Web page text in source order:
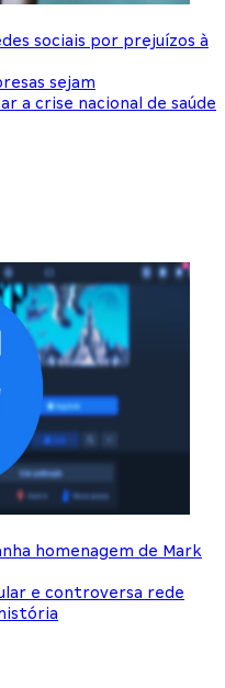
sociais por prejuízos à
sejam
a crise nacional de saúde
homenagem de Mark
e controversa rede